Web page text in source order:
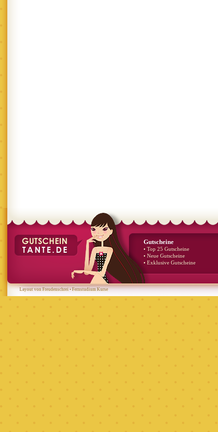
Gutscheine
• Top 25 Gutscheine
• Neue Gutscheine
• Exklusive Gutscheine
Layout von Freudenschrei•Fernstudium Kurse